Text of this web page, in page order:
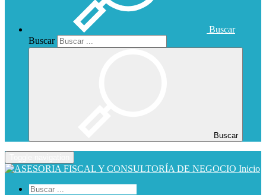
Buscar
Buscar
Buscar
Inicio